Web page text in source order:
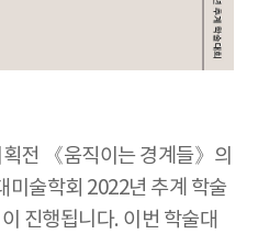
전 《움직이는 경계들》의
미술학회 2022년 추계 학술
진행됩니다. 이번 학술대